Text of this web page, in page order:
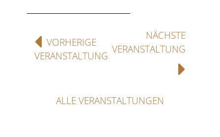
VORHERIGE
VERANSTALTUNG
NÄCHSTE
VERANSTALTUNG
ALLE VERANSTALTUNGEN